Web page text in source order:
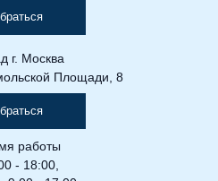
г. Москва
Площади, 8
работы
- 18:00,